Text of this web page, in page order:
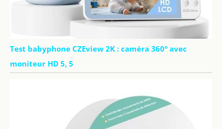
Test babyphone CZEview 2K : caméra 360° avec
moniteur HD 5, 5